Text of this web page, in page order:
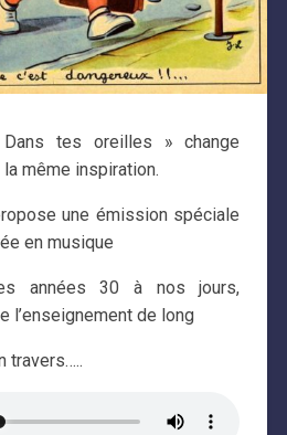
tes oreilles » change
la même inspiration.
une émission spéciale
en musique
années 30 à nos jours,
l’enseignement de long
travers…..